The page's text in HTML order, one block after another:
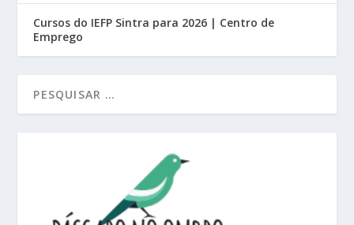
Cursos do IEFP Sintra para 2026 | Centro de
Emprego